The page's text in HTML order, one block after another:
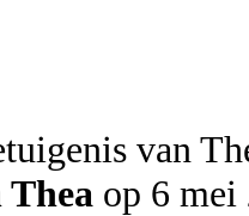
Thea op 6 mei